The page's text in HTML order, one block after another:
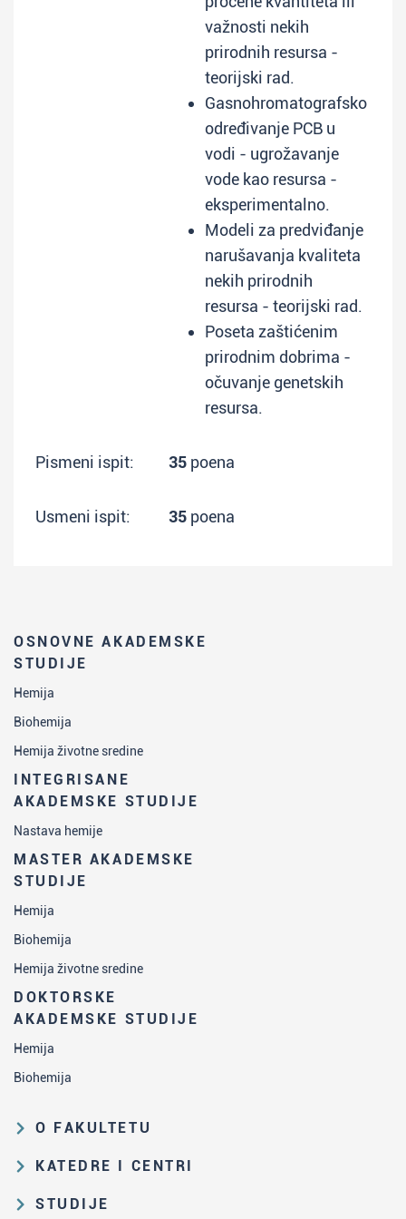
OSNOVNE AKADEMSKE
STUDIJE
Hemija
Biohemija
Hemija životne sredine
INTEGRISANE
AKADEMSKE STUDIJE
Nastava hemije
MASTER AKADEMSKE
STUDIJE
Hemija
Biohemija
Hemija životne sredine
DOKTORSKE
AKADEMSKE STUDIJE
Hemija
Biohemija
O FAKULTETU
Obrazovna i naučna delatnost
struktura
KATEDRE I CENTRI
Katedra za analitičku hemiju
STUDIJE
važnosti nekih
prirodnih resursa -
teorijski rad.
Gasnohromatografsko
određivanje PCB u
vodi - ugrožavanje
vode kao resursa -
eksperimentalno.
Modeli za predviđanje
narušavanja kvaliteta
nekih prirodnih
resursa - teorijski rad.
Poseta zaštićenim
prirodnim dobrima -
očuvanje genetskih
resursa.
Pismeni ispit: 35 poena
Usmeni ispit: 35 poena